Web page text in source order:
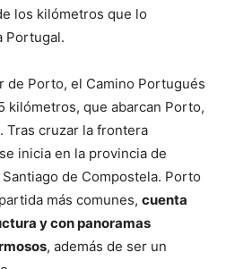
los kilómetros que lo
Portugal.
de Porto, el Camino Portugués
kilómetros, que abarcan Porto,
Tras cruzar la frontera
inicia en la provincia de
de Compostela. Porto
más comunes, cuenta
y con panoramas
, además de ser un